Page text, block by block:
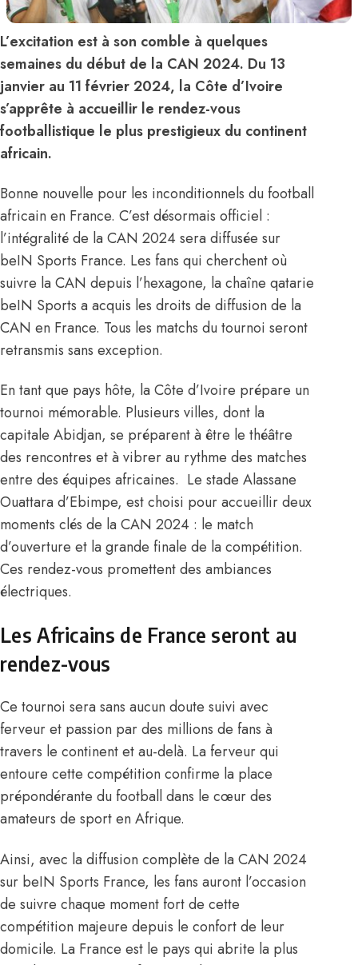
L’excitation est à son comble à quelques
semaines du début de la CAN 2024. Du 13
janvier au 11 février 2024, la Côte d’Ivoire
s’apprête à accueillir le rendez-vous
footballistique le plus prestigieux du continent
africain.
Bonne nouvelle pour les inconditionnels du football
africain en France. C’est désormais officiel :
l’intégralité de la CAN 2024 sera diffusée sur
beIN Sports France. Les fans qui cherchent où
suivre la CAN depuis l’hexagone, la chaîne qatarie
beIN Sports a acquis les droits de diffusion de la
CAN en France. Tous les matchs du tournoi seront
retransmis sans exception.
En tant que pays hôte, la Côte d’Ivoire prépare un
tournoi mémorable. Plusieurs villes, dont la
capitale Abidjan, se préparent à être le théâtre
des rencontres et à vibrer au rythme des matches
entre des équipes africaines. Le stade Alassane
Ouattara d’Ebimpe, est choisi pour accueillir deux
moments clés de la CAN 2024 : le match
d’ouverture et la grande finale de la compétition.
Ces rendez-vous promettent des ambiances
électriques.
Les Africains de France seront au
rendez-vous
Ce tournoi sera sans aucun doute suivi avec
ferveur et passion par des millions de fans à
travers le continent et au-delà. La ferveur qui
entoure cette compétition confirme la place
prépondérante du football dans le cœur des
amateurs de sport en Afrique.
Ainsi, avec la diffusion complète de la CAN 2024
sur beIN Sports France, les fans auront l’occasion
de suivre chaque moment fort de cette
compétition majeure depuis le confort de leur
domicile. La France est le pays qui abrite la plus